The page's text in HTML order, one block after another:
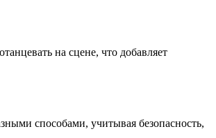
на сцене, что добавляет
способами, учитывая безопасность,